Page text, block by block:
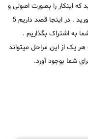
که اینکار را بصورت اصولی و
قانونی انجام دهید که در آینده به مشکل بر نخورید . در اینجا قصد داریم 5
به اشتراک بگذاریم .
یک از این مراحل میتواند
شما بوجود آورد.